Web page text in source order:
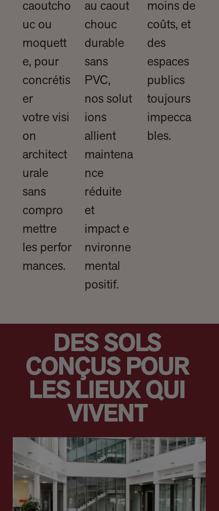
caoutcho
uc ou
moquett
e, pour
concrétis
er
votre visi
on
architect
urale
sans
compro
mettre
les perfor
mances.
au caout
chouc
durable
sans
PVC,
nos solut
ions
allient
maintena
nce
réduite
et
impact e
nvironne
mental
positif.
moins de
coûts, et
des
espaces
publics
toujours
impecca
bles.
DES SOLS
CONÇUS POUR
LES LIEUX QUI
VIVENT